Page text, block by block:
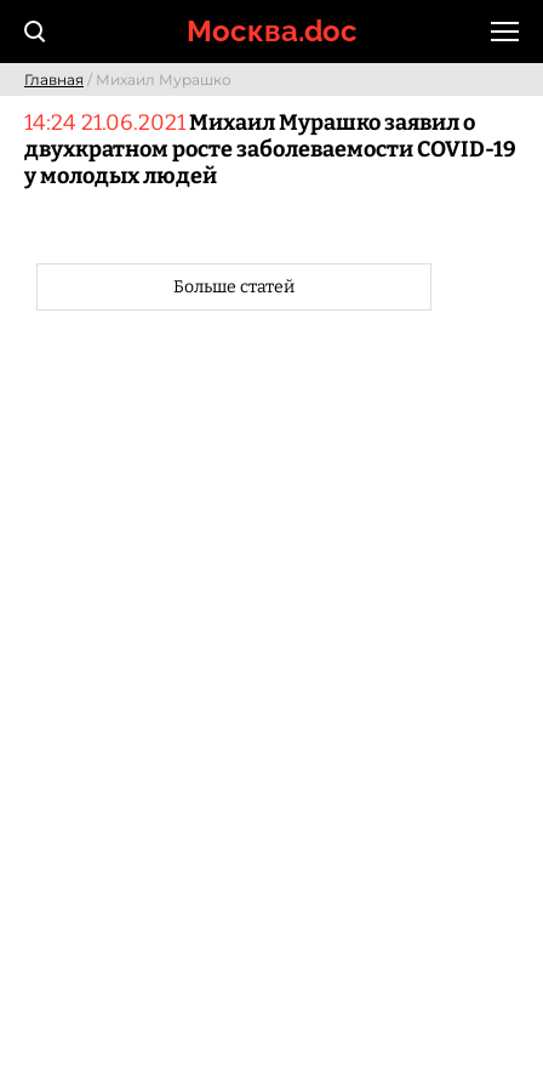
Москва.doc
Главная / Михаил Мурашко
14:24 21.06.2021Михаил Мурашко заявил о
двухкратном росте заболеваемости COVID-19
у молодых людей
Больше статей